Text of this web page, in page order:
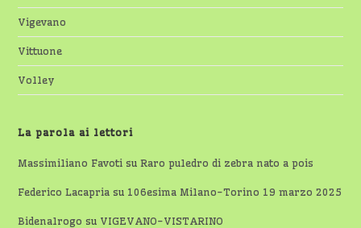
Vigevano
Vittuone
Volley
La parola ai lettori
Massimiliano Favoti suRaro puledro di zebra nato a pois
Federico Lacapria su 106esima Milano-Torino 19 marzo 2025
Bidenalrogo su VIGEVANO-VISTARINO